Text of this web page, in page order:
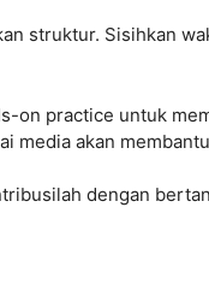
struktur. Sisihkan
on practice untuk
media akan
dengan